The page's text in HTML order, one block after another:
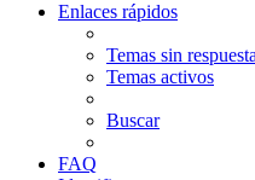
Enlaces rápidos
Temas sin
Temas activos
Buscar
FAQ